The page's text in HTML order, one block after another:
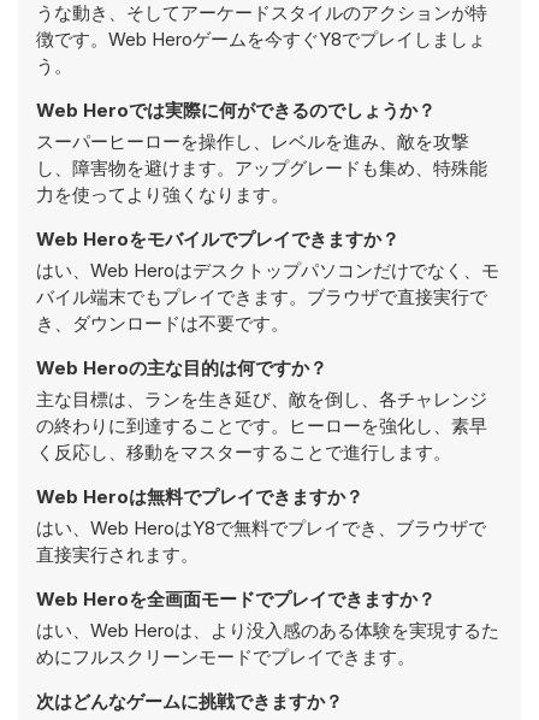
うな動き、そしてアーケードスタイルのアクションが特
徴です。Web Heroゲームを今すぐY8でプレイしましょ
う。
Web Heroでは実際に何ができるのでしょうか？
スーパーヒーローを操作し、レベルを進み、敵を攻撃
し、障害物を避けます。アップグレードも集め、特殊能
力を使ってより強くなります。
Web Heroをモバイルでプレイできますか？
はい、Web Heroはデスクトップパソコンだけでなく、モ
バイル端末でもプレイできます。ブラウザで直接実行で
き、ダウンロードは不要です。
Web Heroの主な目的は何ですか？
主な目標は、ランを生き延び、敵を倒し、各チャレンジ
の終わりに到達することです。ヒーローを強化し、素早
く反応し、移動をマスターすることで進行します。
Web Heroは無料でプレイできますか？
はい、Web HeroはY8で無料でプレイでき、ブラウザで
直接実行されます。
Web Heroを全画面モードでプレイできますか？
はい、Web Heroは、より没入感のある体験を実現するた
めにフルスクリーンモードでプレイできます。
次はどんなゲームに挑戦できますか？